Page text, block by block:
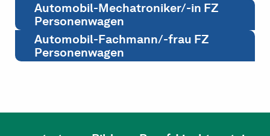
Automobil-Mechatroniker/-in FZ
Personenwagen
Automobil-Fachmann/-frau FZ
Personenwagen